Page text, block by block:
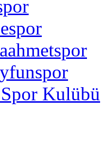
Spor Kulübü